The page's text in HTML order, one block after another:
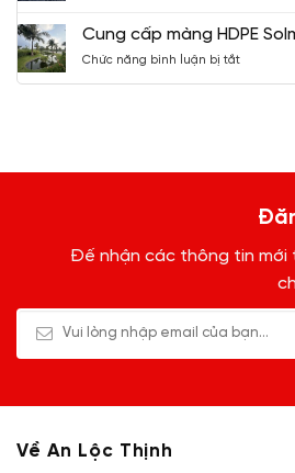
cấp
màng
HDPE
Solmax
Cung cấp màng HDPE
Chức năng bình luận bị tắtở
Đế nhận các thông tin mới
Về An Lộc Thịnh